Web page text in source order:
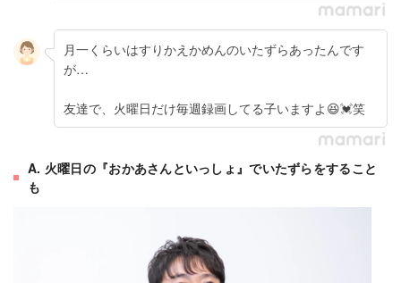
月一くらいはすりかえかめんのいたずらあったんです
が…
友達で、火曜日だけ毎週録画してる子いますよ😆💓笑
A. 火曜日の『おかあさんといっしょ』でいたずらをすること
も